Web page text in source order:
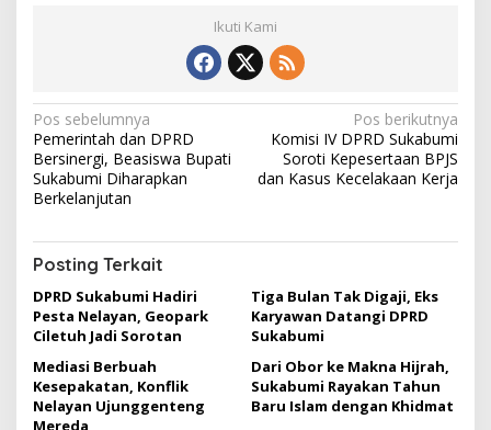
Ikuti Kami
N
a
v
i
g
a
s
i
p
o
Pos sebelumnya
Pemerintah dan DPRD
Bersinergi, Beasiswa Bupati
Sukabumi Diharapkan
Berkelanjutan
Pos berikutnya
Komisi IV DPRD Sukabumi
Soroti Kepesertaan BPJS
dan Kasus Kecelakaan Kerja
Posting Terkait
DPRD Sukabumi Hadiri
Pesta Nelayan, Geopark
Ciletuh Jadi Sorotan
Tiga Bulan Tak Digaji, Eks
Karyawan Datangi DPRD
Sukabumi
Mediasi Berbuah
Kesepakatan, Konflik
Nelayan Ujunggenteng
Mereda
Dari Obor ke Makna Hijrah,
Sukabumi Rayakan Tahun
Baru Islam dengan Khidmat